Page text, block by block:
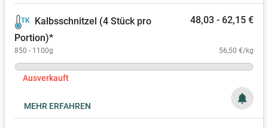
Kalbsschnitzel (4 Stück pro
Portion)*
48,03 - 62,15 €
850 - 1100g 56,50 €/kg
Ausverkauft
notifications
MEHR ERFAHREN